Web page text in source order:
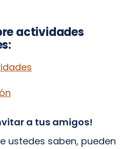
actividades
a tus amigos!
ustedes saben, pueden